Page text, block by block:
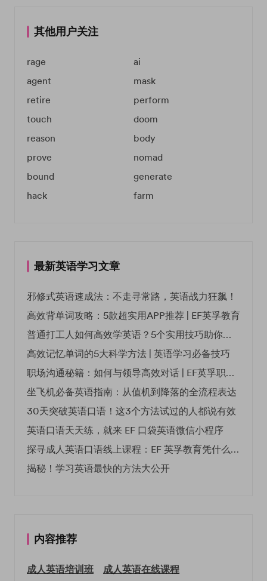
其他用户关注
rage
ai
agent
mask
retire
perform
touch
doom
reason
body
prove
nomad
bound
generate
hack
farm
最新英语学习文章
邪修式英语速成法：不走寻常路，英语战力狂飙！
高效背单词攻略：5款超实用APP推荐 | EF英孚教育
普通打工人如何高效学英语？5个实用技巧助你突破职场瓶颈
高效记忆单词的5大科学方法 | 英语学习必备技巧
职场沟通秘籍：如何与领导高效对话 | EF英孚职场指南
坐飞机必备英语指南：从值机到降落的全流程表达
30天突破英语口语！这3个方法试过的人都说有效
英语口语天天练，就来 EF 口袋英语微信小程序
探寻成人英语口语线上课程：EF 英孚教育凭什么领航
揭秘！学习英语最快的方法大公开
内容推荐
成人英语培训班
成人英语在线课程